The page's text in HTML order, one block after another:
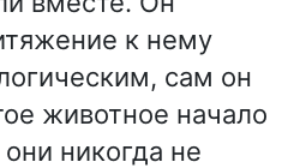
к нему
сам он
животное начало
никогда не